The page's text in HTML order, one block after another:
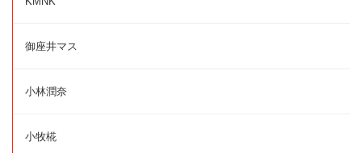
御座井マス
小林潤奈
小牧椛